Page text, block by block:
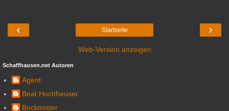
‹ ›
Startseite
Web-Version anzeigen
Schaffhausen.net Autoren
Agent
Beat Hochheuser
Bockmister